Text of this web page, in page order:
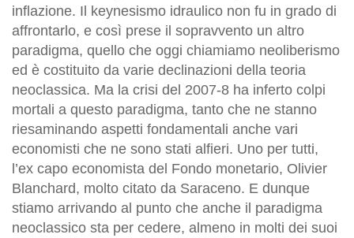
inflazione. Il keynesismo idraulico non fu in grado di
affrontarlo, e così prese il sopravvento un altro
paradigma, quello che oggi chiamiamo neoliberismo
ed è costituito da varie declinazioni della teoria
neoclassica. Ma la crisi del 2007-8 ha inferto colpi
mortali a questo paradigma, tanto che ne stanno
riesaminando aspetti fondamentali anche vari
economisti che ne sono stati alfieri. Uno per tutti,
l’ex capo economista del Fondo monetario, Olivier
Blanchard, molto citato da Saraceno. E dunque
stiamo arrivando al punto che anche il paradigma
neoclassico sta per cedere, almeno in molti dei suoi